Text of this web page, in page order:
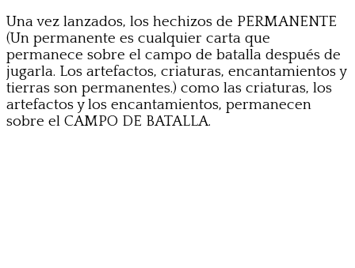
Una vez lanzados, los hechizos de PERMANENTE
(Un permanente es cualquier carta que
permanece sobre el campo de batalla después de
jugarla. Los artefactos, criaturas, encantamientos y
tierras son permanentes.) como las criaturas, los
artefactos y los encantamientos, permanecen
sobre el CAMPO DE BATALLA.